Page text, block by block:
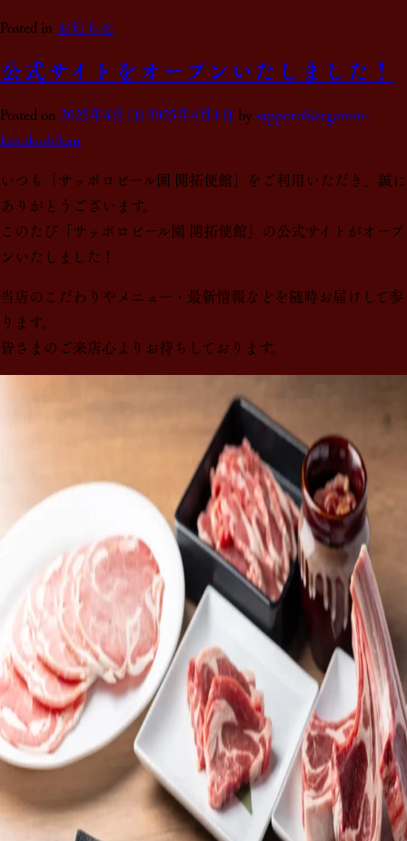
Posted in お知らせ
公式サイトをオープンいたしました！
Posted on2025年4月1日2025年4月1日 bysapporobiergarten-
kaitakushikan
いつも「サッポロビール園 開拓使館」をご利用いただき、誠に
ありがとうございます。
このたび「サッポロビール園 開拓使館」の公式サイトがオープ
ンいたしました！
当店のこだわりやメニュー・最新情報などを随時お届けして参
ります。
皆さまのご来店心よりお待ちしております。